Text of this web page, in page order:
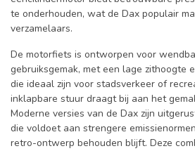
te onderhouden, wat de Dax populair
verzamelaars.
De motorfiets is ontworpen voor
gebruiksgemak, met een lage zithoogte
die ideaal zijn voor stadsverkeer of
inklapbare stuur draagt bij aan het
Moderne versies van de Dax zijn
die voldoet aan strengere
retro-ontwerp behouden blijft. Deze